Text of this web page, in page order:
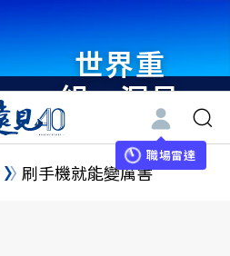
世界重
組・洞見
未來 與
世界領袖
職場雷達
刷手機就能變厲害